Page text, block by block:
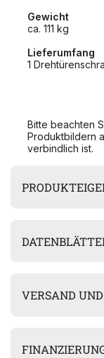
Gewicht
ca. 111 kg
Lieferumfang
1
Bitte beachten
Produktbildern
verbindlich ist.
VERSAND